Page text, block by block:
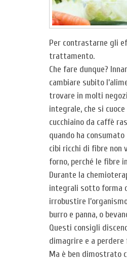
Per contrastarne gli
trattamento.
Che fare dunque?
cambiare subito
trovare in molti
integrale, che si
cucchiaino da caffè
quando ha
cibi ricchi di fibre non
forno, perché le fibre
Durante la
integrali sotto forma
irrobustire
burro e panna, o
Questi consigli
dimagrire e a perdere
Ma è ben dimostrato